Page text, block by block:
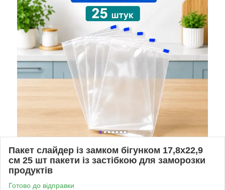
Пакет слайдер із замком бігунком 17,8x22,9
см 25 шт пакети із застібкою для заморозки
продуктів
Готово до відправки